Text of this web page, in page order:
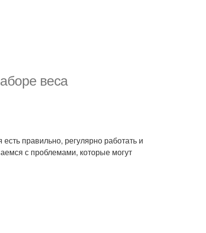
веса
правильно, регулярно работать и
с проблемами, которые могут